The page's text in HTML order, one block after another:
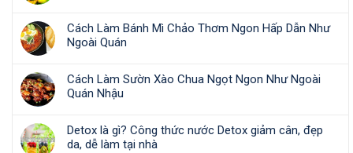
Cách Làm Bánh Mì Chảo Thơm Ngon Hấp Dẫn Như
Ngoài Quán
Cách Làm Sườn Xào Chua Ngọt Ngon Như Ngoài
Quán Nhậu
Detox là gì? Công thức nước Detox giảm cân, đẹp
da, dễ làm tại nhà